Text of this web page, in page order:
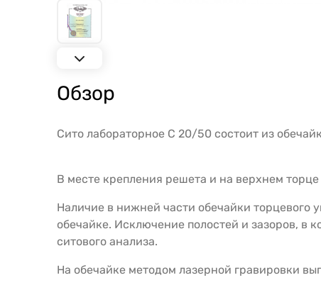
Обзор
Сито лабораторное С 20/50 состоит из
В месте крепления решета и на верхнем
Наличие в нижней части обечайки торцевого
обечайке. Исключение полостей и зазоров, в
ситового анализа.
На обечайке методом лазерной гравировки